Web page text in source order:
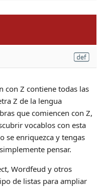
con Z contiene todas las
Z de la lengua
que comiencen con Z,
vocablos con esta
se enriquezca y tengas
pensar.
Wordfeud y otros
de listas para ampliar